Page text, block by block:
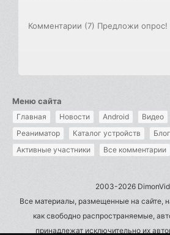
Комментарии (7) Предложи опрос!
Меню сайта
Главная Новости Android Видео
Реаниматор
Каталог устройств
Активные участники
Все комментарии
2003-2026
Все материалы, размещенные на сайте,
как свободно распространяемые,
принадлежат исключительно их